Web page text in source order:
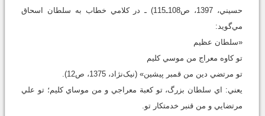
حسيني، 1397، ص108ـ115) ـ در کلامي خطاب به سلطان اسحاق
مي‌گويد:
«سلطان عظيم
تو کاوه معراج من موسي کليم
تو مرتضي دين من قمبر پيشين» (نيک‌نژاد، 1375، ص12).
يعني: اي سلطان بزرگ، تو کعبة معراجي و من موساي کليم؛ تو علي
مرتضايي و من قنبر خدمتکار تو.